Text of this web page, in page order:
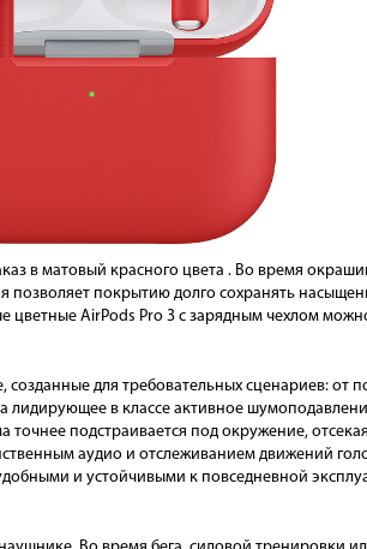
в матовый красного цвета . Во время
позволяет покрытию долго сохранять
AirPods Pro 3 с зарядным чехлом
для требовательных сценариев: от
в классе активное
подстраивается под окружение,
аудио и отслеживанием движений
и устойчивыми к повседневной